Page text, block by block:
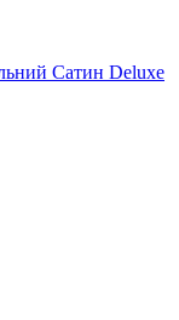
Сатин Deluxe